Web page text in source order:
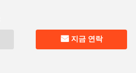
지금 연락